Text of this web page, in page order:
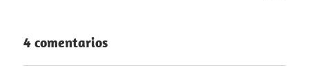
4 comentarios